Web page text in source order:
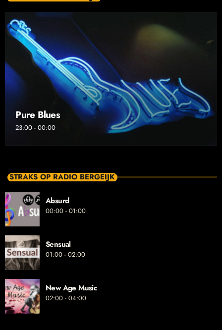
Pure Blues
23:00 - 00:00
STRAKS OP RADIO BERGEIJK
Absurd
00:00 - 01:00
Sensual
01:00 - 02:00
New Age Music
02:00 - 04:00